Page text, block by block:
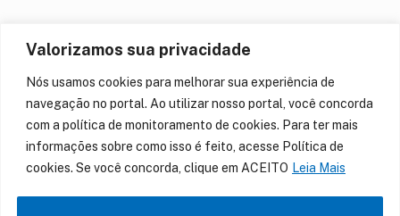
Valorizamos sua privacidade
Nós usamos cookies para melhorar sua experiência de
navegação no portal. Ao utilizar nosso portal, você concorda
com a política de monitoramento de cookies. Para ter mais
informações sobre como isso é feito, acesse Política de
cookies. Se você concorda, clique em ACEITO Leia Mais